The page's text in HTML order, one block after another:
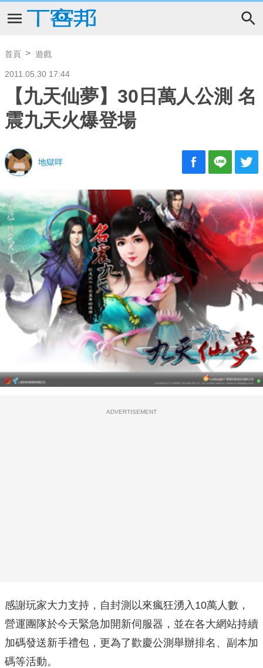
首頁 遊戲
2011.05.30 17:44
【九天仙夢】30日萬人公測 名
震九天火爆登場
地獄咩
ADVERTISEMENT
感謝玩家大力支持，自封測以來瘋狂湧入10萬人數，
營運團隊於今天緊急加開新伺服器，並在各大網站持續
加碼發送新手禮包，更為了歡慶公測舉辦排名、副本加
碼等活動。